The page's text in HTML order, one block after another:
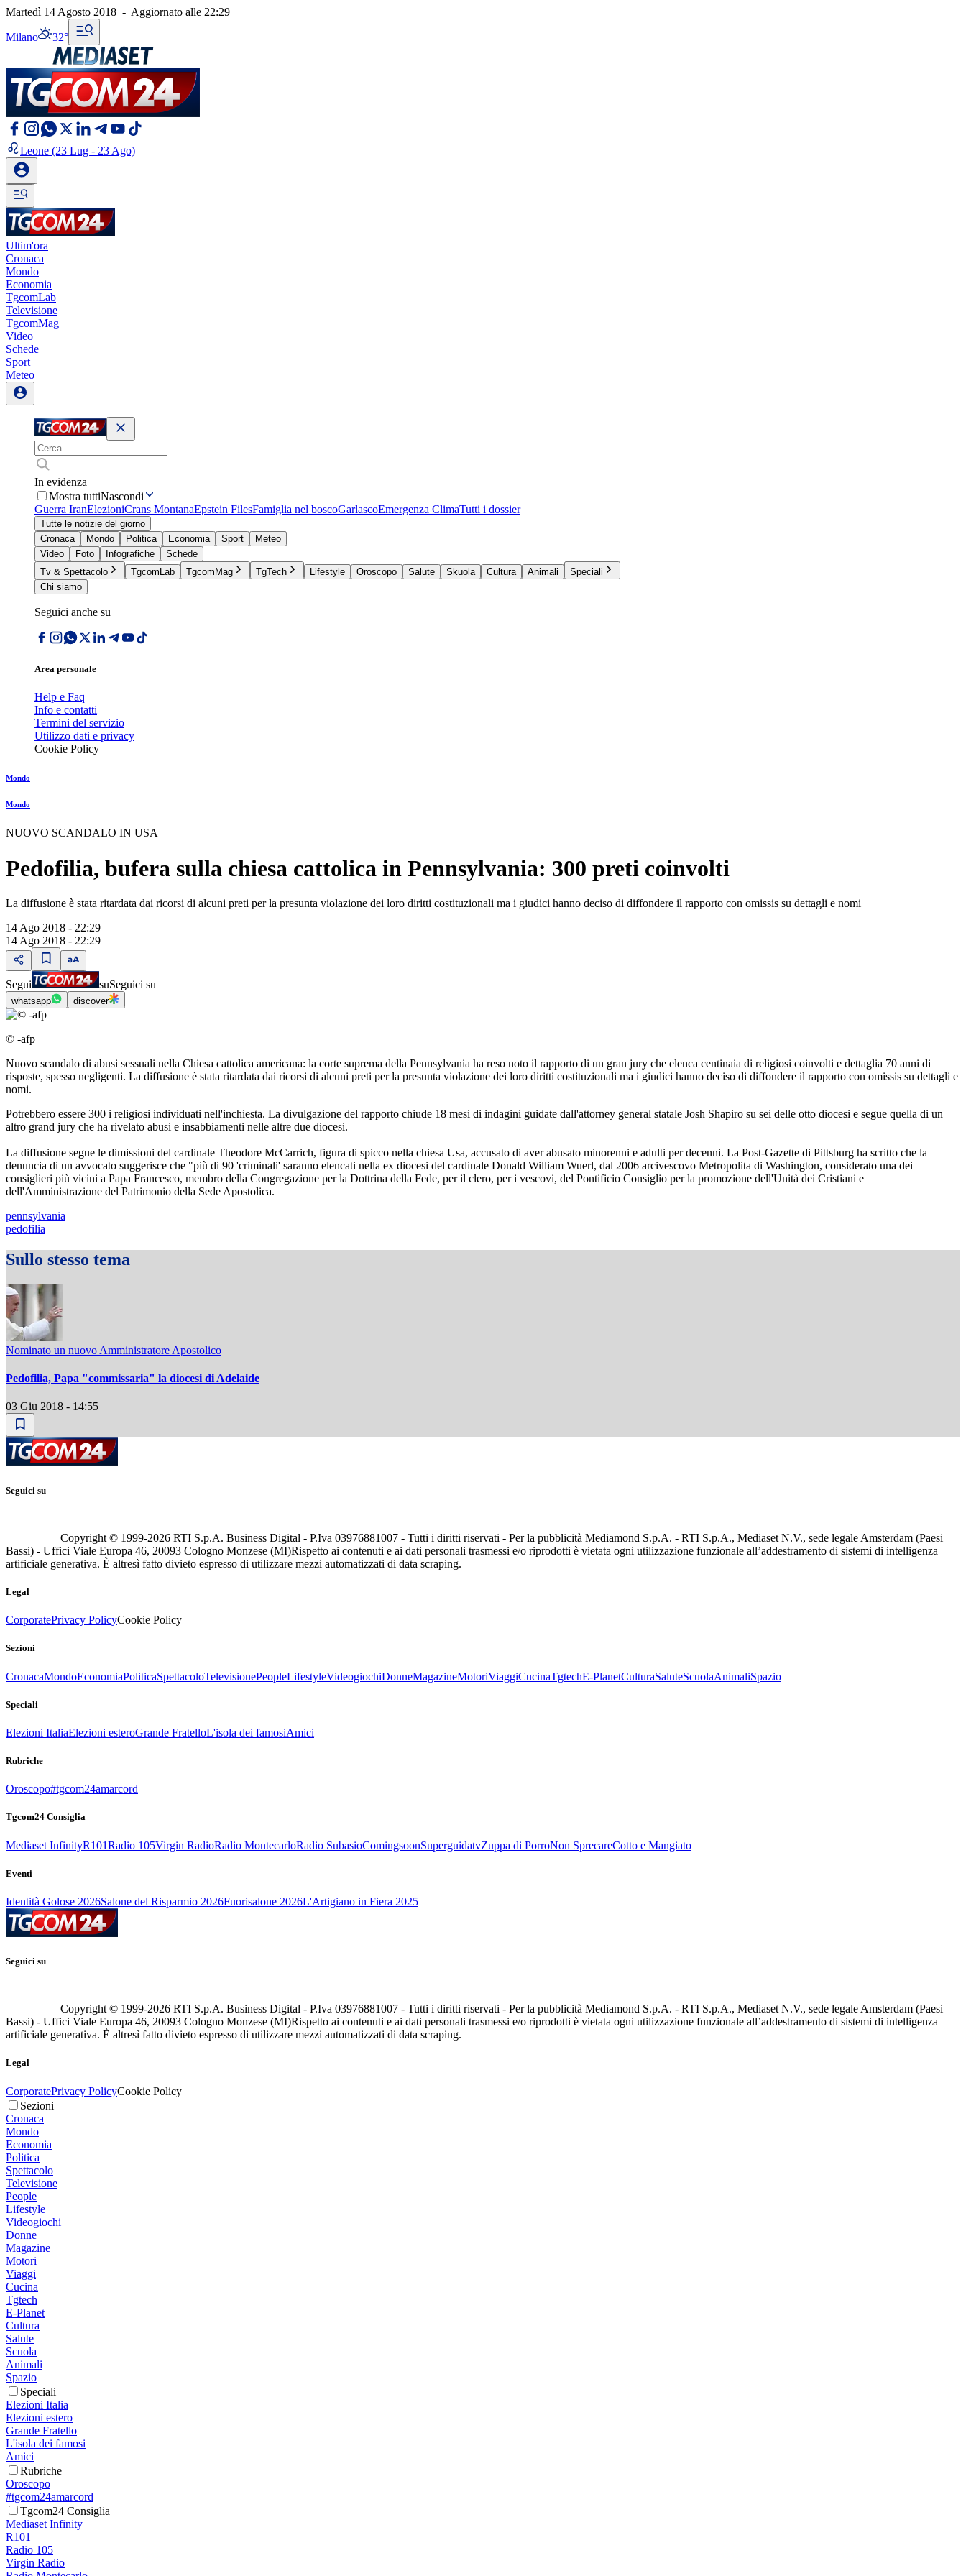
Martedì 14 Agosto 2018 - Aggiornato alle 22:29
Milano 32°
Leone (23 Lug - 23 Ago)
Ultim'ora
Cronaca
Mondo
Economia
TgcomLab
Televisione
TgcomMag
Video
Schede
Sport
Meteo
In evidenza
Mostra tuttiNascondi
Guerra IranElezioniCrans MontanaEpstein FilesFamiglia nel boscoGarlascoEmergenza ClimaTutti i dossier
Tutte le notizie del giorno
Cronaca
Mondo Politica Economia Sport
Meteo
Video
Foto Infografiche
Schede
Tv & Spettacolo
TgcomLab TgcomMag TgTech Lifestyle Oroscopo Salute Skuola Cultura Animali
Speciali
Chi siamo
Seguici anche su
Area personale
Help e Faq
Info e contatti
Termini del servizio
Utilizzo dati e privacy
Cookie Policy
Mondo
Mondo
NUOVO SCANDALO IN USA
Pedofilia, bufera sulla chiesa cattolica in Pennsylvania: 300 preti coinvolti
La diffusione è stata ritardata dai ricorsi di alcuni preti per la presunta violazione dei loro diritti costituzionali ma i giudici hanno deciso di diffondere il rapporto con omissis su dettagli e nomi
14 Ago 2018 - 22:29
14 Ago 2018 - 22:29
Segui suSeguici su
whatsapp discover
© -afp
Nuovo scandalo di abusi sessuali nella Chiesa cattolica americana: la corte suprema della Pennsylvania ha reso noto il rapporto di un gran jury che elenca centinaia di religiosi coinvolti e dettaglia 70 anni di
risposte, spesso negligenti. La diffusione è stata ritardata dai ricorsi di alcuni preti per la presunta violazione dei loro diritti costituzionali ma i giudici hanno deciso di diffondere il rapporto con omissis su dettagli e
nomi.
Potrebbero essere 300 i religiosi individuati nell'inchiesta. La divulgazione del rapporto chiude 18 mesi di indagini guidate dall'attorney general statale Josh Shapiro su sei delle otto diocesi e segue quella di un
altro grand jury che ha rivelato abusi e insabbiamenti nelle altre due diocesi.
La diffusione segue le dimissioni del cardinale Theodore McCarrich, figura di spicco nella chiesa Usa, accusato di aver abusato minorenni e adulti per decenni. La Post-Gazette di Pittsburg ha scritto che la
denuncia di un avvocato suggerisce che "più di 90 'criminali' saranno elencati nella ex diocesi del cardinale Donald William Wuerl, dal 2006 arcivescovo Metropolita di Washington, considerato una dei
consiglieri più vicini a Papa Francesco, membro della Congregazione per la Dottrina della Fede, per il clero, per i vescovi, del Pontificio Consiglio per la promozione dell'Unità dei Cristiani e
dell'Amministrazione del Patrimonio della Sede Apostolica.
pennsylvania
pedofilia
Sullo stesso tema
Nominato un nuovo Amministratore Apostolico
Pedofilia, Papa "commissaria" la diocesi di Adelaide
03 Giu 2018 - 14:55
Seguici su
Copyright © 1999-2026 RTI S.p.A. Business Digital - P.Iva 03976881007 - Tutti i diritti riservati - Per la pubblicità Mediamond S.p.A. - RTI S.p.A., Mediaset N.V., sede legale Amsterdam (Paesi
Bassi) - Uffici Viale Europa 46, 20093 Cologno Monzese (MI)Rispetto ai contenuti e ai dati personali trasmessi e/o riprodotti è vietata ogni utilizzazione funzionale all’addestramento di sistemi di intelligenza
artificiale generativa. È altresì fatto divieto espresso di utilizzare mezzi automatizzati di data scraping.
Legal
CorporatePrivacy PolicyCookie Policy
Sezioni
CronacaMondoEconomiaPoliticaSpettacoloTelevisionePeopleLifestyleVideogiochiDonneMagazineMotoriViaggiCucinaTgtechE-PlanetCulturaSaluteScuolaAnimaliSpazio
Speciali
Elezioni ItaliaElezioni esteroGrande FratelloL'isola dei famosiAmici
Rubriche
Oroscopo#tgcom24amarcord
Tgcom24 Consiglia
Mediaset InfinityR101Radio 105Virgin RadioRadio MontecarloRadio SubasioComingsoonSuperguidatvZuppa di PorroNon SprecareCotto e Mangiato
Eventi
Identità Golose 2026Salone del Risparmio 2026Fuorisalone 2026L'Artigiano in Fiera 2025
Seguici su
Copyright © 1999-2026 RTI S.p.A. Business Digital - P.Iva 03976881007 - Tutti i diritti riservati - Per la pubblicità Mediamond S.p.A. - RTI S.p.A., Mediaset N.V., sede legale Amsterdam (Paesi
Bassi) - Uffici Viale Europa 46, 20093 Cologno Monzese (MI)Rispetto ai contenuti e ai dati personali trasmessi e/o riprodotti è vietata ogni utilizzazione funzionale all’addestramento di sistemi di intelligenza
artificiale generativa. È altresì fatto divieto espresso di utilizzare mezzi automatizzati di data scraping.
Legal
CorporatePrivacy PolicyCookie Policy
Sezioni
Cronaca
Mondo
Economia
Politica
Spettacolo
Televisione
People
Lifestyle
Videogiochi
Donne
Magazine
Motori
Viaggi
Cucina
Tgtech
E-Planet
Cultura
Salute
Scuola
Animali
Spazio
Speciali
Elezioni Italia
Elezioni estero
Grande Fratello
L'isola dei famosi
Amici
Rubriche
Oroscopo
#tgcom24amarcord
Tgcom24 Consiglia
Mediaset Infinity
R101
Radio 105
Virgin Radio